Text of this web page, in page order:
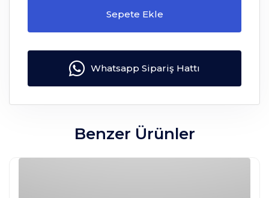
Sepete Ekle
Whatsapp Sipariş Hattı
Benzer Ürünler